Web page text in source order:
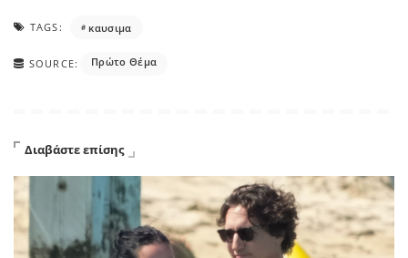
TAGS: καυσιμα
SOURCE: Πρώτο Θέμα
Διαβάστε επίσης